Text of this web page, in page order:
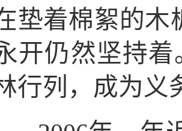
垫着棉絮的
开仍然坚持
行列，成为义